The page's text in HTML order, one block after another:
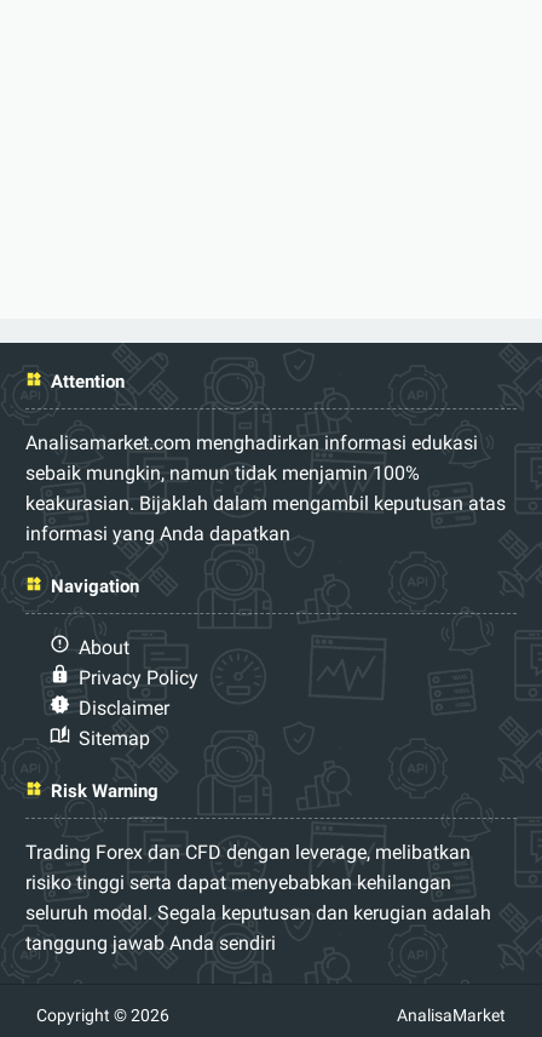
Attention
Analisamarket.com menghadirkan informasi edukasi
sebaik mungkin, namun tidak menjamin 100%
keakurasian. Bijaklah dalam mengambil keputusan atas
informasi yang Anda dapatkan
Navigation
About
Privacy Policy
Disclaimer
Sitemap
Risk Warning
Trading Forex dan CFD dengan leverage, melibatkan
risiko tinggi serta dapat menyebabkan kehilangan
seluruh modal. Segala keputusan dan kerugian adalah
tanggung jawab Anda sendiri
Copyright © 2026 AnalisaMarket